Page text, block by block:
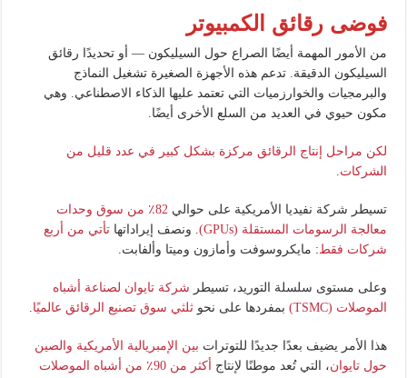
فوضى رقائق الكمبيوتر
من الأمور المهمة أيضًا الصراع حول السيليكون — أو تحديدًا رقائق
السيليكون الدقيقة. تدعم هذه الأجهزة الصغيرة تشغيل النماذج
والبرمجيات والخوارزميات التي تعتمد عليها الذكاء الاصطناعي. وهي
مكون حيوي في العديد من السلع الأخرى أيضًا.
لكن مراحل إنتاج الرقائق مركزة بشكل كبير في عدد قليل من
الشركات.
تسيطر شركة نفيديا الأمريكية على حوالي
82٪ من سوق وحدات
معالجة الرسومات المستقلة (GPUs)
. ونصف إيراداتهاتأتي من أربع
شركات فقط: مايكروسوفت وأمازون وميتا وألفابت.
وعلى مستوى سلسلة التوريد، تسيطر شركة تايوان لصناعة أشباه
الموصلات (TSMC)
بمفردها على نحو ثلثي سوق تصنيع الرقائق عالميًا.
هذا الأمر يضيف بعدًا جديدًا للتوترات بين الإمبريالية الأمريكية والصين
حول تايوان، التي تُعد موطنًا لإنتاج
أكثر من 90٪ من أشباه الموصلات